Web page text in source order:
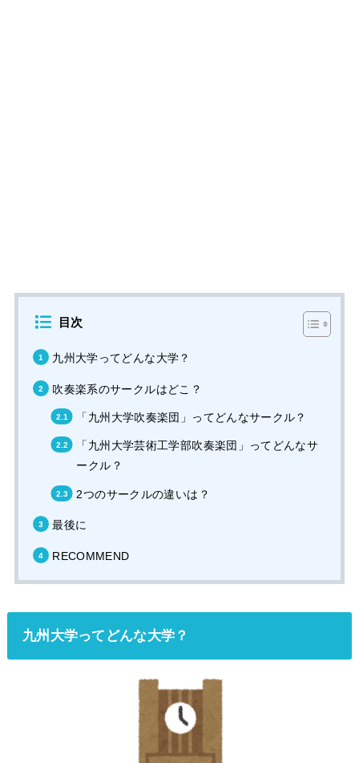
目次
九州大学ってどんな大学？
吹奏楽系のサークルはどこ？
「九州大学吹奏楽団」ってどんなサークル？
「九州大学芸術工学部吹奏楽団」ってどんなサ
ークル？
2つのサークルの違いは？
最後に
RECOMMEND
九州大学ってどんな大学？